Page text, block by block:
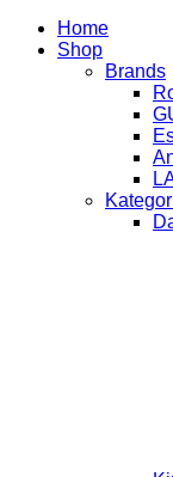
Home
Shop
Brands